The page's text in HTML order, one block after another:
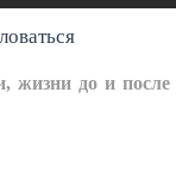
жизни до и после